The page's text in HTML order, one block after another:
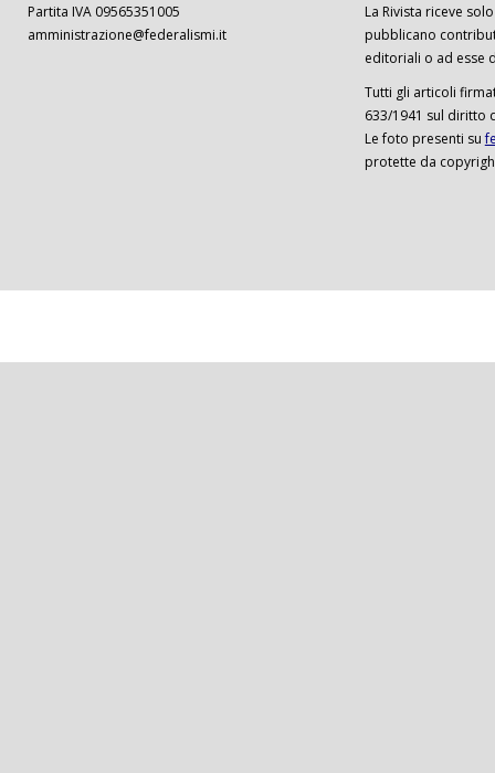
Partita IVA 09565351005
amministrazione@federalismi.it
La Rivista riceve
pubblicano
editoriali o ad esse
Tutti gli articoli
633/1941 sul diritto
Le foto presenti su
protette da